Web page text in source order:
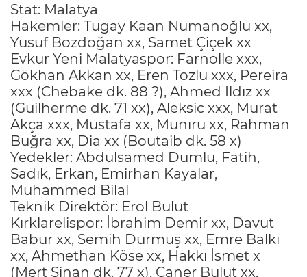
Stat: Malatya
Hakemler: Tugay Kaan Numanoğlu xx,
Yusuf Bozdoğan xx, Samet Çiçek xx
Evkur Yeni Malatyaspor: Farnolle xxx,
Gökhan Akkan xx, Eren Tozlu xxx, Pereira
xxx (Chebake dk. 88 ?), Ahmed Ildız xx
(Guilherme dk. 71 xx), Aleksic xxx, Murat
Akça xxx, Mustafa xx, Munıru xx, Rahman
Buğra xx, Dia xx (Boutaib dk. 58 x)
Yedekler: Abdulsamed Dumlu, Fatih,
Sadık, Erkan, Emirhan Kayalar,
Muhammed Bilal
Teknik Direktör: Erol Bulut
Kırklarelispor: İbrahim Demir xx, Davut
Babur xx, Semih Durmuş xx, Emre Balkı
xx, Ahmethan Köse xx, Hakkı İsmet x
(Mert Sinan dk. 77 x), Caner Bulut xx,